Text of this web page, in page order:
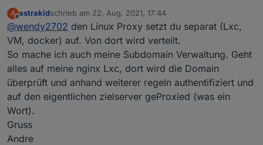
@Meister-Mopper: habe meine NC mit Apache
konfiguriert. Da müsste ich erst auf Nginx
umstellen oder gibt es so einen Manager auch für
Apache.
@Dr-Bakterius : das mit dem VPN wäre
grundsätzlich die beste Lösung allerdings sind wir
4 Personen und davon nur eine mit Android
unterwegs. Für IOS ist mir nicht bekannt das es so
etwas gibt.
Wenn du eigenes VLAN verwendest, welchen
Router/DSL Modem nutzt du dann und was spricht
aus deiner Sicht gegen DMZ?
A
Offline
astrakidschrieb am 22. Aug. 2021, 17:44
zuletzt editiert von
@wendy2702 den Linux Proxy setzt du separat (Lxc,
VM, docker) auf. Von dort wird verteilt.
So mache ich auch meine Subdomain Verwaltung. Geht
alles auf meine nginx Lxc, dort wird die Domain
überprüft und anhand weiterer regeln authentifiziert und
auf den eigentlichen zielserver geProxied (was ein
Wort).
Gruss
Andre